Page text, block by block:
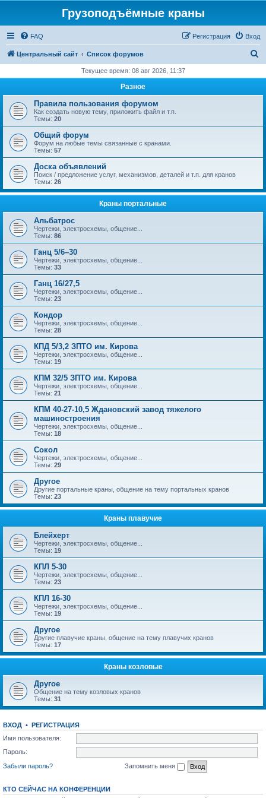
Грузоподъёмные краны
FAQ Вход
Регистрация
Центральный сайт Список форумов
с
Текущее время: 08 авг 2026, 11:37
Разное
Правила пользования форумом
Как создать новую тему, приложить файл и т.п.
Темы: 20
Общий форум
Форум на любые темы связанные с кранами.
Темы: 57
Доска объявлений
Поиск / предложение услуг, механизмов, деталей и т.п. для кранов
Темы: 26
Краны портальные
Альбатрос
Чертежи, электросхемы, общение...
Темы: 86
Ганц 5/6–30
Чертежи, электросхемы, общение...
Темы: 33
Ганц 16/27,5
Чертежи, электросхемы, общение...
Темы: 23
Кондор
Чертежи, электросхемы, общение...
Темы: 28
КПД 5/3,2 ЗПТО им. Кирова
Чертежи, электросхемы, общение...
Темы: 19
КПМ 32/5 ЗПТО им. Кирова
Чертежи, электросхемы, общение...
Темы: 21
КПМ 40-27-10,5 Ждановский завод тяжелого
машиностроения
Чертежи, электросхемы, общение...
Темы: 18
Сокол
Чертежи, электросхемы, общение...
Темы: 29
Другое
Другие портальные краны, общение на тему портальных кранов
Темы: 23
Краны плавучие
Блейхерт
Чертежи, электросхемы, общение...
Темы: 19
КПЛ 5-30
Чертежи, электросхемы, общение...
Темы: 23
КПЛ 16-30
Чертежи, электросхемы, общение...
Темы: 19
Другое
Другие плавучие краны, общение на тему плавучих кранов
Темы: 17
Краны козловые
Другое
Общение на тему козловых кранов
Темы: 31
ВХОД • РЕГИСТРАЦИЯ
Имя пользователя:
Пароль:
Забыли пароль?
Запомнить меня
КТО СЕЙЧАС НА КОНФЕРЕНЦИИ